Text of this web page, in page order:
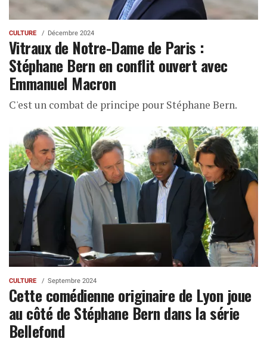
CULTURE Décembre 2024
Vitraux de Notre-Dame de Paris :
Stéphane Bern en conflit ouvert avec
Emmanuel Macron
C'est un combat de principe pour Stéphane Bern.
CULTURE Septembre 2024
Cette comédienne originaire de Lyon joue
au côté de Stéphane Bern dans la série
Bellefond